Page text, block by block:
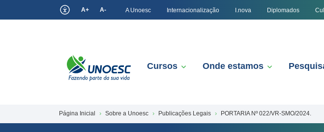
A+ A- A Unoesc Internacionalização I.nova Diplomados
Cursos Onde estamos
Página Inicial Sobre a Unoesc Publicações Legais PORTARIA Nº 022/VR-SMO/2024.